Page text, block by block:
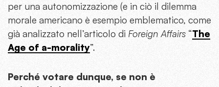
per una autonomizzazione (e in ciò il dilemma
morale americano è esempio emblematico, come
già analizzato nell’articolo di Foreign Affairs “The
Age of a-morality”.
Perché votare dunque, se non è